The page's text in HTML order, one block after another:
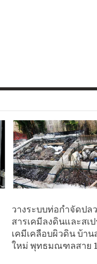
วางระบบท่อกำจัดปล
สารเคมีลงดินและสเ
เคมีเคลือบผิวดิน บ้าน
ใหม่ พุทธมณฑลสาย